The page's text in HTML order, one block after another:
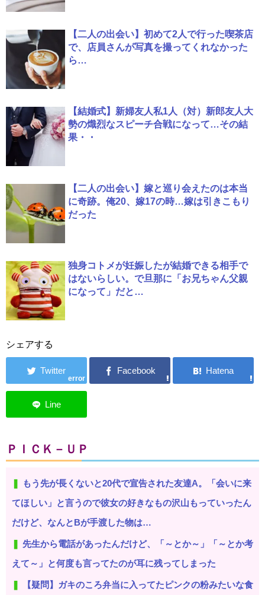
【二人の出会い】初めて2人で行った喫茶店
で、店員さんが写真を撮ってくれなかった
ら…
【結婚式】新婦友人私1人（対）新郎友人大
勢の熾烈なスピーチ合戦になって…その結
果・・
【二人の出会い】嫁と巡り会えたのは本当
に奇跡。俺20、嫁17の時…嫁は引きこもり
だった
独身コトメが妊娠したが結婚できる相手で
はないらしい。で旦那に「お兄ちゃん父親
になって」だと…
シェアする
error
ＰＩＣＫ－ＵＰ
もう先が長くないと20代で宣告された友達A。「会いに来
てほしい」と言うので彼女の好きなもの沢山もっていったん
だけど、なんとBが手渡した物は…
先生から電話があったんだけど、「～とか～」「～とか考
えて～」と何度も言ってたのが耳に残ってしまった
【疑問】ガキのころ弁当に入ってたピンクの粉みたいな食